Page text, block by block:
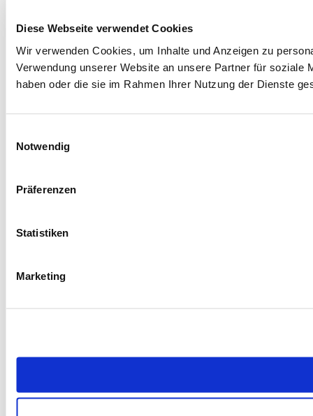
Diese Webseite verwendet Cookies
Wir verwenden Cookies, um Inhalte und Anzeigen zu
Verwendung unserer Website an unsere Partner für soziale
haben oder die sie im Rahmen Ihrer Nutzung der Dienste
Notwendig
Präferenzen
Statistiken
Marketing